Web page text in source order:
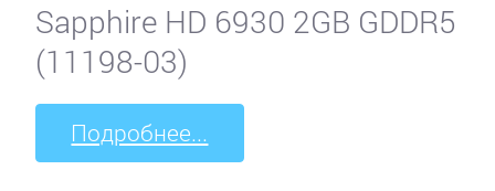
Sapphire HD 6930 2GB GDDR5
(11198-03)
Подробнее...